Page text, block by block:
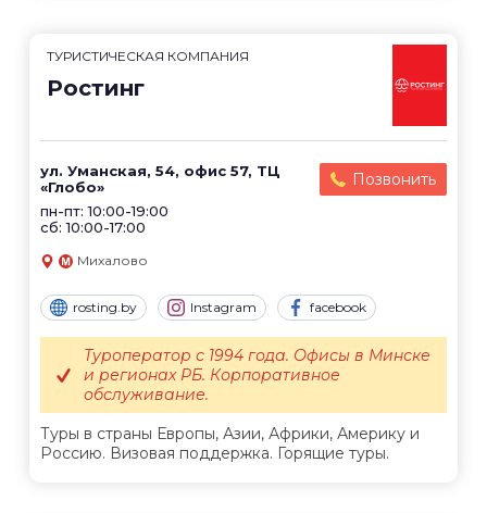
ТУРИСТИЧЕСКАЯ КОМПАНИЯ
Ростинг
ул. Уманская, 54, офис 57, ТЦ
«Глобо»
пн-пт: 10:00-19:00
сб: 10:00-17:00
Позвонить
Михалово
rosting.by Instagram facebook
Туры в страны Европы, Азии, Африки, Америку и
Россию. Визовая поддержка. Горящие туры.
Туроператор с 1994 года. Офисы в Минске
и регионах РБ. Корпоративное
обслуживание.